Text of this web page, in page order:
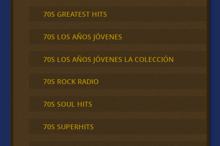
70S GREATEST HITS
70S LOS AÑOS JÓVENES
70S LOS AÑOS JÓVENES LA COLECCIÓN
70S ROCK RADIO
70S SOUL HITS
70S SUPERHITS